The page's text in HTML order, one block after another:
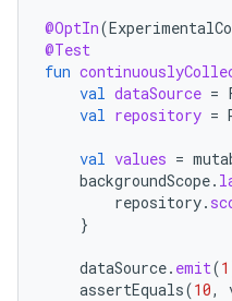
@OptIn(
@Test
fun
val dataSource =
val repository =
val values =
backgroundScope.
repository.
}
dataSource. emit(1
assertEquals(10,